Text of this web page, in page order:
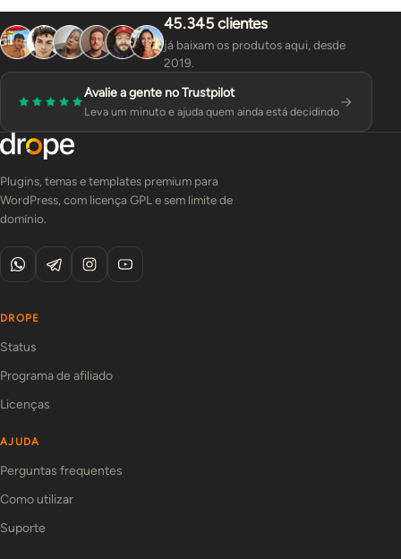
45.345 clientes
já baixam os produtos aqui, desde
2019.
Avalie a gente no Trustpilot
Leva um minuto e ajuda quem ainda está decidindo
Plugins, temas e templates premium para
WordPress, com licença GPL e sem limite de
domínio.
DROPE
Status
Programa de afiliado
Licenças
AJUDA
Perguntas frequentes
Como utilizar
Suporte